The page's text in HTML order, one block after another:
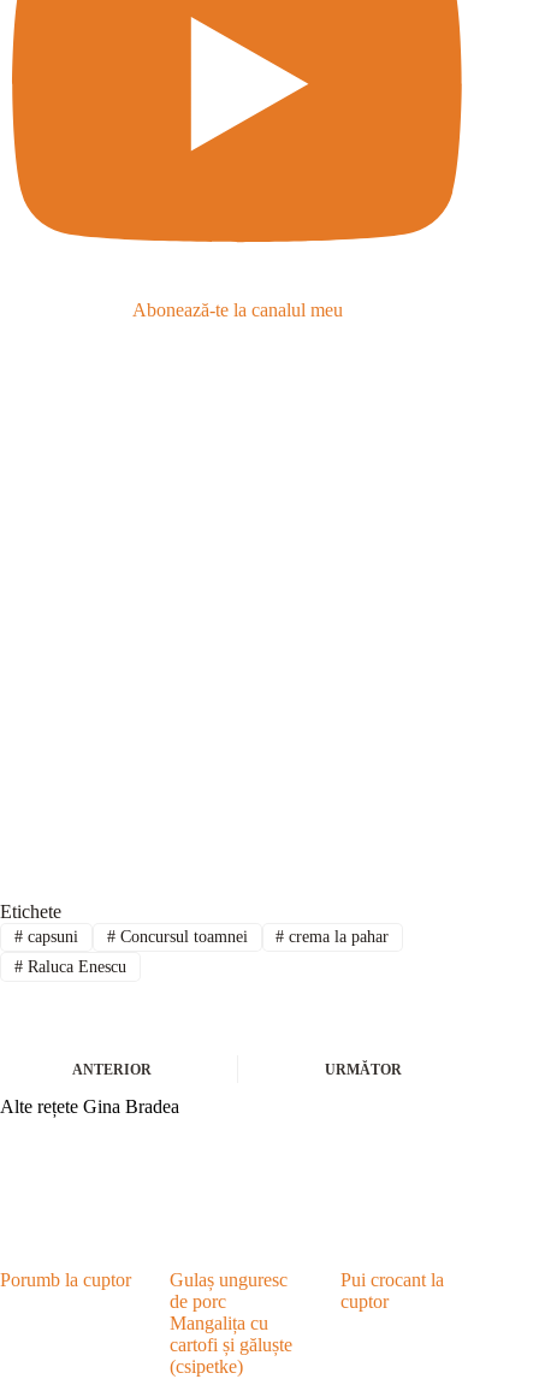
Abonează-te la canalul meu
Etichete
#capsuni #Concursul toamnei # crema la pahar
#Raluca Enescu
ANTERIOR URMĂTOR
Alte rețete Gina Bradea
Porumb la cuptor
Gulaș unguresc
de porc
Mangalița cu
cartofi și găluște
(csipetke)
Pui crocant la
cuptor